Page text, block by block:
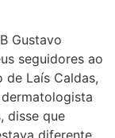
Gustavo
seguidores ao
Laís Caldas,
disse que